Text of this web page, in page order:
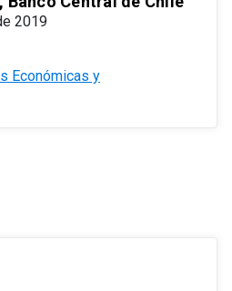
2019
Económicas y